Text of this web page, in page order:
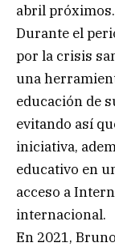
abril próximos.
Durante el
por la crisis
una
educación de
evitando así
iniciativa,
educativo en
acceso a
internacional.
En 2021,